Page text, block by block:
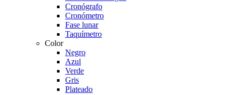
Cronógrafo
Cronómetro
Fase lunar
Taquímetro
Color
Negro
Azul
Verde
Gris
Plateado